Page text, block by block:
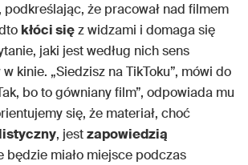
, podkreślając, że pracował nad filmem
kłóci sięz widzami i domaga się
jaki jest według nich sens
kinie. „Siedzisz na TikToku”, mówi do
bo to gówniany film”, odpowiada mu
się, że materiał, choć
, jestzapowiedzią
będzie miało miejsce podczas